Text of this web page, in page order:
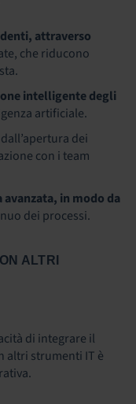
attraverso
che riducono
intelligente degli
artificiale.
dall’apertura dei
con i team
in modo da
dei processi.
ALTRI
di integrare il
altri strumenti IT è